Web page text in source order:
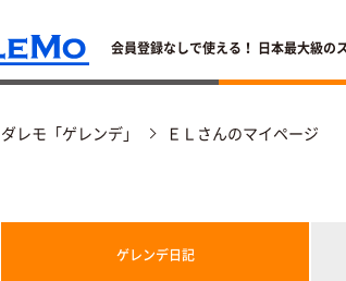
会員登録なしで使える！ 日本最大級の
ダレモ「ゲレンデ」 ＥＬさんのマイページ
ゲレンデ日記